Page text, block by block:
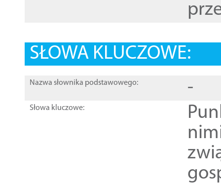
SŁOWA KLUCZOWE:
Nazwa słownika podstawowego: -
Słowa kluczowe: